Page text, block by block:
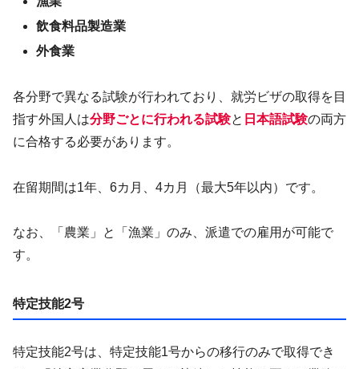
飲食料品製造業
外食業
各分野で異なる試験が行われており、就労ビザの取得を目
指す外国人は分野ごとに行われる試験と 日本語試験の両方
に合格する必要があります。
在留期間は1年、6カ月、4カ月（最大5年以内）です。
なお、「農業」と「漁業」のみ、派遣での雇用が可能で
す。
特定技能2号
特定技能2号は、特定技能1号からの移行のみで取得でき